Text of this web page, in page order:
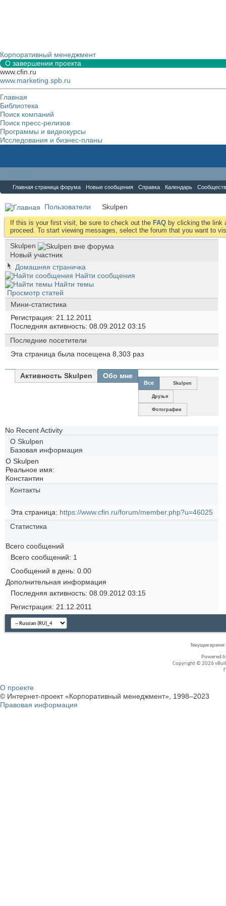
Корпоративный менеджмент
О завершении проекта
www.cfin.ru
www.marketing.spb.ru
Главная
Библиотека
Поиск компаний
Поиск пресс-релизов
Программы и видеокурсы
Исследования и бизнес-планы
Главная страница форума Новые сообщения Справка Календарь
Пользователи Skulpen
If this is your first visit, be sure to check out the FAQ by clicking the link
proceed. To start viewing messages, select the forum that you want to
Skulpen
Новый участник
Домашняя страничка
Найти сообщения
Найти темы
Просмотр статей
Мини-статистика
Регистрация
21.12.2011
Последняя активность 08.09.2012 03:15
Последние посетители
Эта страница была посещена 8,303 раз
Активность Skulpen Обо мне
Все Skulpen
Друзья
Фотографии
No Recent Activity
О Skulpen
Базовая информация
О Skulpen
Реальное имя:
Константин
Контакты
Эта страница
https://www.cfin.ru/forum/member.php?u=46025
Статистика
Всего сообщений
Всего сообщений
1
Сообщений в день 0.00
Дополнительная информация
Последняя активность 08.09.2012 03:15
Регистрация
21.12.2011
Текущее время:
Powered
Copyright © 2026
О проекте
© Интернет-проект «Корпоративный менеджмент», 1998–2023
Правовая информация